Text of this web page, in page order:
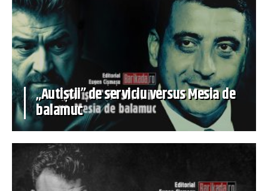
„Autiștii” de serviciu versus Mesia de
balamuc